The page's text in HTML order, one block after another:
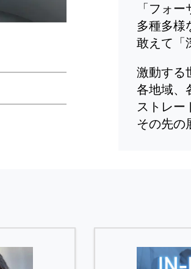
「フォ
多種多様
敢えて「
激動する
各地域、
ストレー
その先の